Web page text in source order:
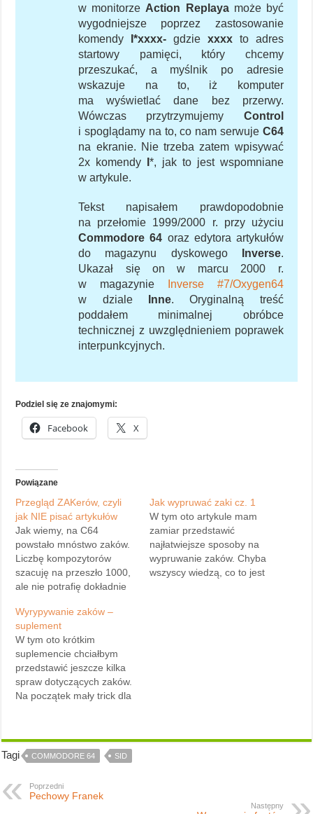
w monitorze Action Replayamoże być
wygodniejsze poprzez zastosowanie
komendy
I*xxxx- gdzie xxxxto adres
startowy pamięci, który chcemy
przeszukać, a myślnik po adresie
wskazuje na to, iż komputer
ma wyświetlać dane bez przerwy.
Wówczas przytrzymujemy Control
i spoglądamy na to, co nam serwuje C64
na ekranie. Nie trzeba zatem wpisywać
2x komendy
I*, jak to jest wspomniane
w artykule.
Tekst napisałem prawdopodobnie
na przełomie 1999/2000 r. przy użyciu
Commodore 64 oraz edytora artykułów
do magazynu dyskowego
Inverse.
Ukazał się on w marcu 2000 r.
w magazynie
Inverse #7/Oxygen64
w dziale
Inne. Oryginalną treść
poddałem minimalnej obróbce
technicznej z uwzględnieniem poprawek
interpunkcyjnych.
Podziel się ze znajomymi:
Facebook X
Powiązane
Przegląd ZAKerów, czyli
jak NIE pisać artykułów
Jak wiemy, na C64
powstało mnóstwo zaków.
Liczbę kompozytorów
szacuję na przeszło 1000,
ale nie potrafię dokładnie
dokładnie…Przejdźmy
teraz do przeglądu
kilkudziesięciu
najpopularniejszych
zakerów: *A-man - dobry
kompozytor, pracuje nad
jakością zaka, nie
*Agemixer - z…
Jak wypruwać zaki cz. 1
W tym oto artykule mam
zamiar przedstawić
najłatwiejsze sposoby na
wypruwanie zaków. Chyba
wszyscy wiedzą, co to jest
Wyrypywanie zaków –
suplement
W tym oto krótkim
suplemencie chciałbym
przedstawić jeszcze kilka
spraw dotyczących zaków.
Na początek mały trick dla
ten sposób po to, aby
ułatwić sobie życie i mogę
powiedzieć, że jest on
kiedy przeszukiwaliśmy
Tagi COMMODORE 64 SID
Poprzedni
Pechowy Franek
Następny